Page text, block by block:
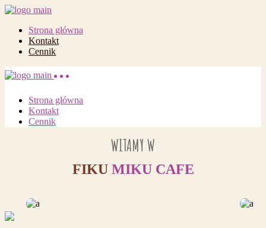
Strona główna
Kontakt
Cennik
Strona główna
Kontakt
Cennik
WITAMY W
FIKU MIKU CAFE